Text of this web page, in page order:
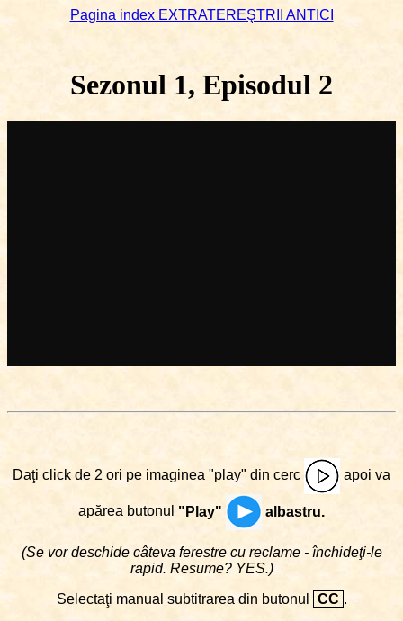
Pagina index EXTRATEREŞTRII ANTICI
Sezonul 1, Episodul 2
Daţi click de 2 ori pe imaginea "play" din cerc apoi va
apărea butonul "Play" albastru.
(Se vor deschide câteva ferestre cu reclame - închideţi-le
rapid. Resume? YES.)
Selectaţi manual subtitrarea din butonul
CC .